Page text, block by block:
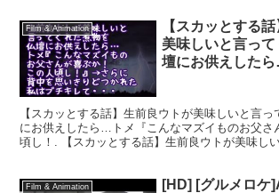
Film & Animation
【スカッとする
美味しいと言っ
壇にお供えした
きりどつかれた
【スカッとする話】生前良ウトが美味しいと言
にお供えしたら…トメ『こんなマズイものお父さ
頃し！. 【スカッとする話】生前良ウトが美味し
Film & Animation
[HD] [グルメロ